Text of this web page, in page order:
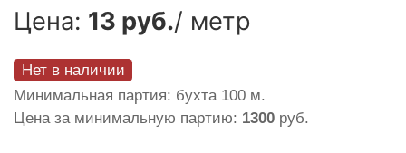
Цена: 13 руб./ метр
Нет в наличии
Минимальная партия: бухта 100 м.
Цена за минимальную партию: 1300 руб.